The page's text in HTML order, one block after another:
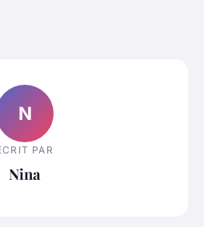
N
PAR
Nina